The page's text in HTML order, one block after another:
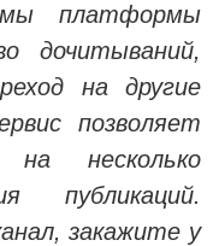
платформы
дочитываний,
на другие
позволяет
на несколько
публикаций.
закажите у